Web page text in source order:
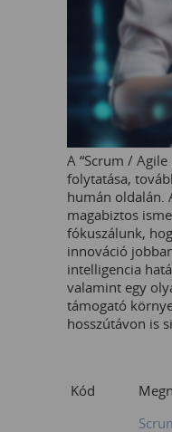
A “Scrum /
folytatása,
humán oldalán.
magabiztos
fókuszálunk,
innováció
intelligencia
valamint egy
támogató
hosszútávon is
Kód